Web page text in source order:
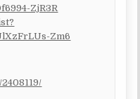
ZjR3R
Zm6